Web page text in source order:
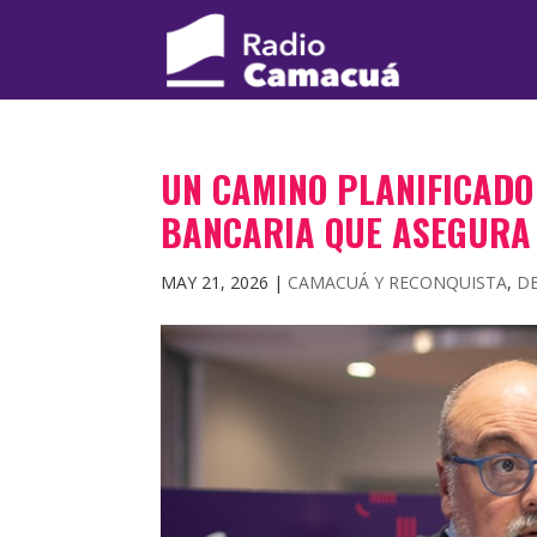
UN CAMINO
BANCARIA QUE
MAY 21, 2026 | CAMACUÁ Y RECONQUISTA,